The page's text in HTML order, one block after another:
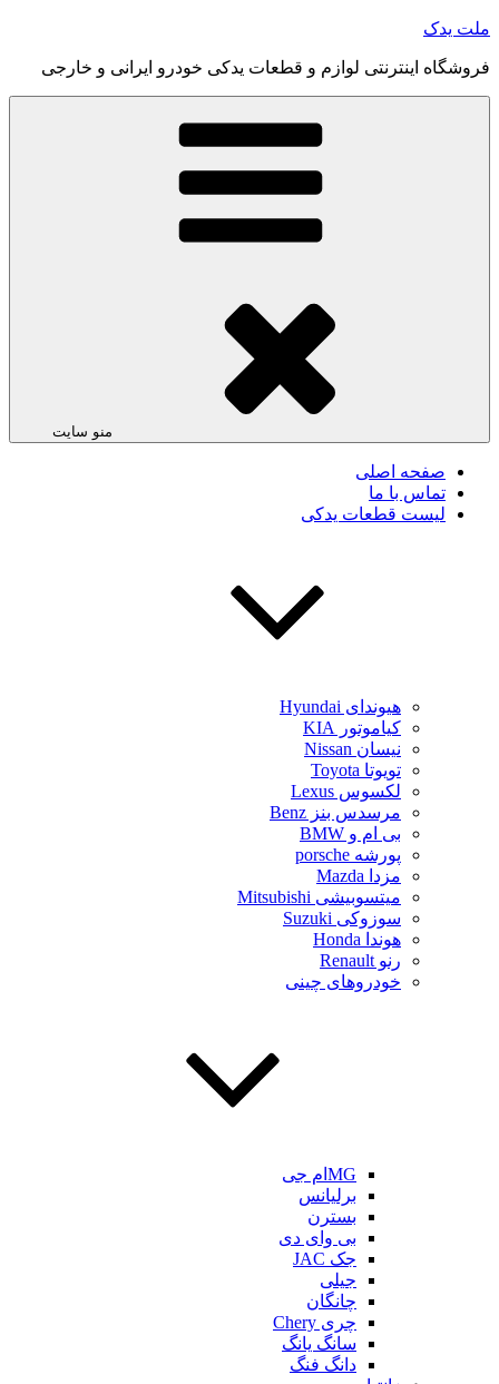
رفتن
محتوا
ملت یدک
فروشگاه اینترنتی لوازم و قطعات یدکی خودرو ایرانی و خارجی
منو سایت
صفحه اصلی
تماس با ما
لیست قطعات یدکی
هیوندای Hyundai
کیاموتور KIA
نیسان Nissan
تویوتا Toyota
لکسوس Lexus
مرسدس بنز Benz
بی ام و BMW
پورشه porsche
مزدا Mazda
میتسوبیشی Mitsubishi
سوزوکی Suzuki
هوندا Honda
رنو Renault
خودروهای چینی
MGام جی
برلیانس
بسترن
بی وای دی
جک JAC
جیلی
چانگان
چری Chery
سانگ یانگ
دانگ فنگ